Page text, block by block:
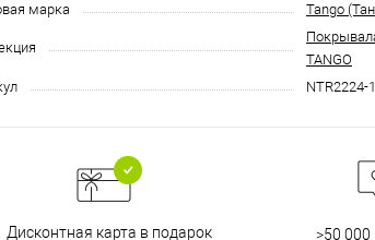
марка
Tango
TANGO
NTR2224-
Дисконтная карта в подарок
>50